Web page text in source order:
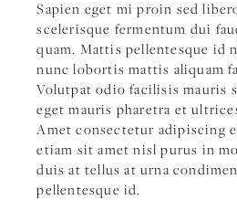
Sapien eget mi proin sed
scelerisque fermentum dui
quam. Mattis pellentesque id
nunc lobortis mattis aliquam
Volutpat odio facilisis mauris
eget mauris pharetra et
Amet consectetur adipiscing
etiam sit amet nisl purus in
duis at tellus at urna
pellentesque id.